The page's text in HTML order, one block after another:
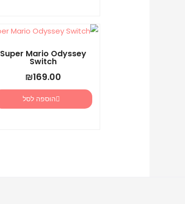
Super Mario Odyssey
Switch
₪169.00
הוספה לסל